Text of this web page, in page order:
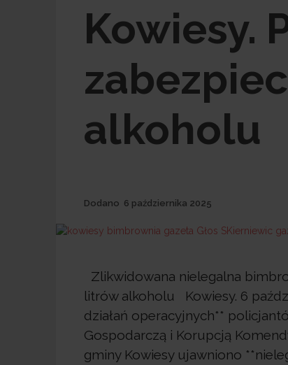
Kowiesy.
alkoholu
Dodano 6 października 2025
Zlikwidowana nielegalna
litrów alkoholu Kowiesy. 6
działań operacyjnych**
Gospodarczą i Korupcją
gminy Kowiesy ujawniono